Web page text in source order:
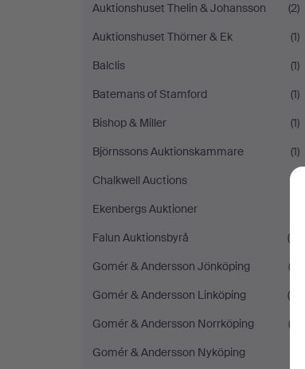
Auktionshuset Thelin & Johansson
(2)
Auktionshuset Thörner & Ek
(1)
Balclis
(1)
Batemans of Stamford
(1)
Bishop & Miller
(1)
Björnssons Auktionskammare
(1)
Chalkwell Auctions
Ekenbergs Auktioner
Falun Auktionsbyrå
(4)
Gomér & Andersson Jönköping
(2)
Gomér & Andersson Linköping
(5)
Gomér & Andersson Norrköping
(2)
Gomér & Andersson Nyköping